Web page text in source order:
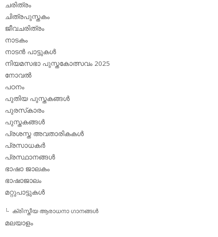
ചരിത്രം
ചിത്രപുസ്തകം
ജീവചരിത്രം
നാടകം
നാടന്‍ പാട്ടുകള്‍
നിയമസഭാ പുസ്തകോത്സവം 2025
നോവല്‍
പഠനം
പുതിയ പുസ്തകങ്ങള്‍
പുരസ്‌കാരം
പുസ്തകങ്ങള്‍
പ്രശസ്ത അവതാരികകള്‍
പ്രസാധകര്‍
പ്രസ്ഥാനങ്ങള്‍
ഭാഷാ ജാലകം
ഭാഷാജാലം
മറ്റുപാട്ടുകള്‍
ക്രിസ്തീയ ആരാധനാ ഗാനങ്ങള്‍
മലയാളം